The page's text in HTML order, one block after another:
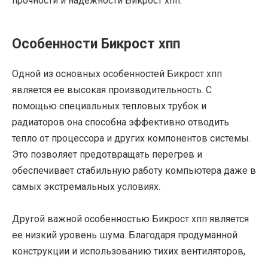
Особенности Бикрост хпп
Одной из основных особенностей Бикрост хпп
является ее высокая производительность. С
помощью специальных тепловых трубок и
радиаторов она способна эффективно отводить
тепло от процессора и других компонентов системы.
Это позволяет предотвращать перегрев и
обеспечивает стабильную работу компьютера даже в
самых экстремальных условиях.
Другой важной особенностью Бикрост хпп является
ее низкий уровень шума. Благодаря продуманной
конструкции и использованию тихих вентиляторов,